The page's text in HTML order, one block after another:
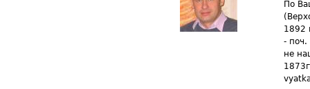
По
1892
-
не